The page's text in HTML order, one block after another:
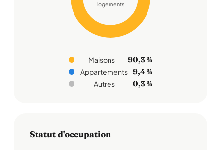
logements
Maisons 90,3 %
Appartements 9,4 %
Autres 0,3 %
Statut d'occupation